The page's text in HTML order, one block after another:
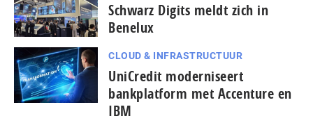
Schwarz Digits meldt zich in
Benelux
CLOUD & INFRASTRUCTUUR
UniCredit moderniseert
bankplatform met Accenture en
IBM